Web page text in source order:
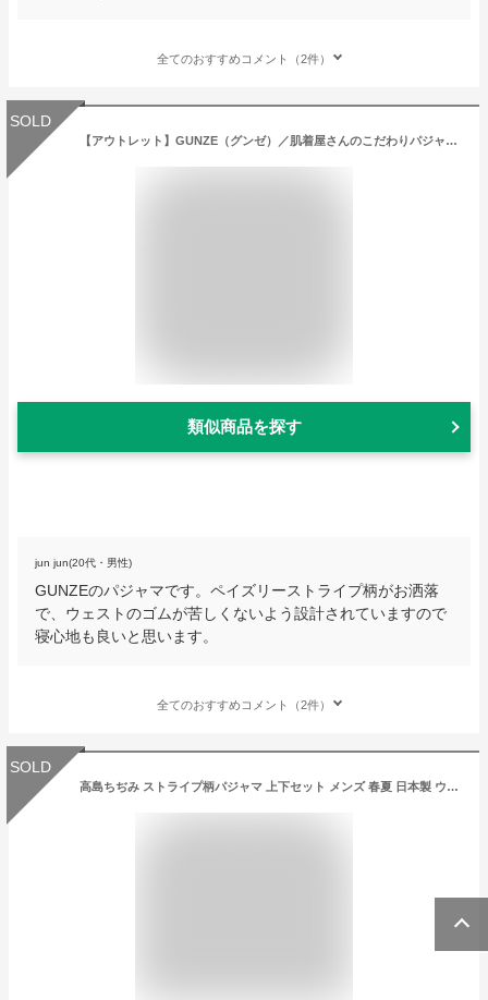
全てのおすすめコメント（2件）
SOLD
【アウトレット】GUNZE（グンゼ）／肌着屋さんのこだわりパジャマ／パジャマ／長袖長パンツ（メンズ）／SG4348／S〜L
類似商品を探す
jun jun(20代・男性)
GUNZEのパジャマです。ペイズリーストライプ柄がお洒落
で、ウェストのゴムが苦しくないよう設計されていますので
寝心地も良いと思います。
全てのおすすめコメント（2件）
SOLD
高島ちぢみ ストライプ柄パジャマ 上下セット メンズ 春夏 日本製 ウエスト総ゴム ストライプ 50代 60代 955239